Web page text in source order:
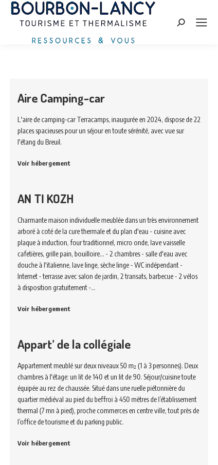
Zoeken:
Aire Camping-car
L'aire de camping-car Terracamps, inaugurée en 2024, dispose de 22
places spacieuses pour un séjour en toute sérénité, avec vue sur
l'étang du Breuil.
Voir hébergement
AN TI KOZH
Charmante maison individuelle meublée dans un très environnement
arboré à coté de la cure thermale et du plan d'eau - cuisine avec
plaque à induction, four traditionnel, micro onde, lave vaisselle
cafetières, grille pain, bouilloire... - 2 chambres - salle d'eau avec
douche à l'italienne, lave linge, sèche linge - WC indépendant -
Internet - terrasse avec salon de jardin, 2 transats, barbecue - 2 vélos
à disposition gratuitement -…
Voir hébergement
Appart’ de la collégiale
Appartement meublé sur deux niveaux 50 m² (1 à 3 personnes). Deux
chambres à l'étage: un lit de 140 et un lit de 90. Séjour/cuisine toute
équipée au rez de chaussée. Situé dans une ruelle piétonnière du
quartier médiéval au pied du beffroi à 450 mètres de l’établissement
thermal (7 mn à pied), proche commerces en centre ville, tout près de
l’office de tourisme et du parking public.
Voir hébergement